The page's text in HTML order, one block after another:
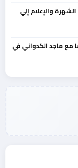
والإعلام إلي
مع ماجد الكدواني في